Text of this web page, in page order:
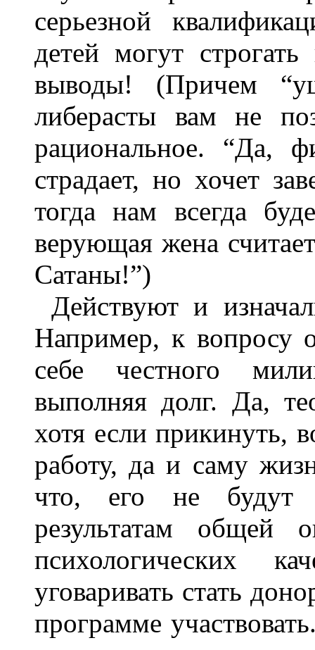
серьезной
детей могут
выводы! (Причем
либерасты вам не
рациональное. “Да,
страдает, но хочет
тогда нам всегда
верующая жена
Сатаны!”)
Действуют и
Например, к вопросу
себе честного
выполняя долг. Да,
хотя если прикинуть,
работу, да и саму
что, его не будут
результатам общей
психологических
уговаривать стать
программе